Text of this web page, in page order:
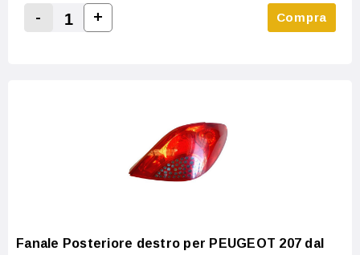
Decrease Quantity:
-
Increase Quantity:
+ Compra
Fanale Posteriore destro per PEUGEOT 207 dal